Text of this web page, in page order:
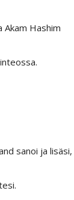
Akam Hashim
sanoi ja lisäsi,